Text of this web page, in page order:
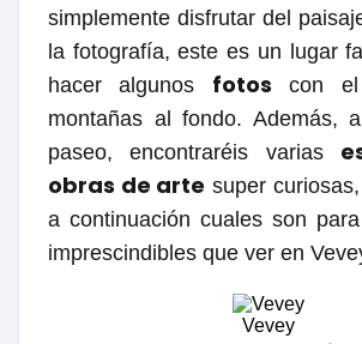
simplemente disfrutar del
la fotografía, este es un lugar
hacer algunos fotos con
montañas al fondo. Además,
paseo, encontraréis varias
obras de arte super
a continuación cuales son
imprescindibles que ver en
Vevey